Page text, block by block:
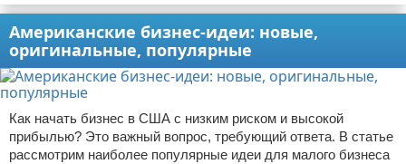
Американские бизнес-идеи: новые,
оригинальные, популярные
Как начать бизнес в США с низким риском и высокой
прибылью? Это важный вопрос, требующий ответа. В статье
рассмотрим наиболее популярные идеи для малого бизнеса